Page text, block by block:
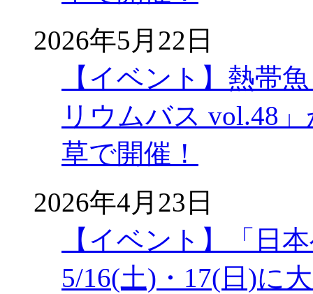
2026年5月22日
【イベント】熱帯
リウムバス vol.48
草で開催！
2026年4月23日
【イベント】「日
5/16(土)・17(日)に